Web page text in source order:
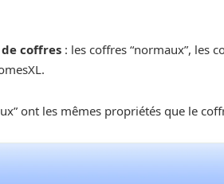
coffres : les coffres “normaux”, les
ont les mêmes propriétés que le